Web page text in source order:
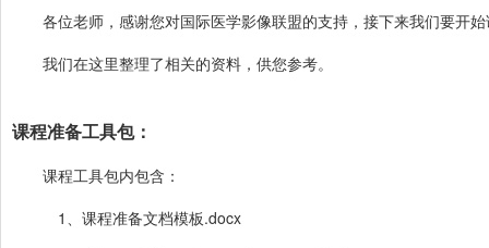
各位老师，感谢您对国际医学影像联盟的支持，接下来我们要开始
我们在这里整理了相关的资料，供您参考。
课程准备工具包：
课程工具包内包含：
1、课程准备文档模板.docx